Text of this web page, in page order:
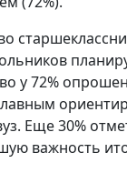
у 72%
Еще 30%
важность